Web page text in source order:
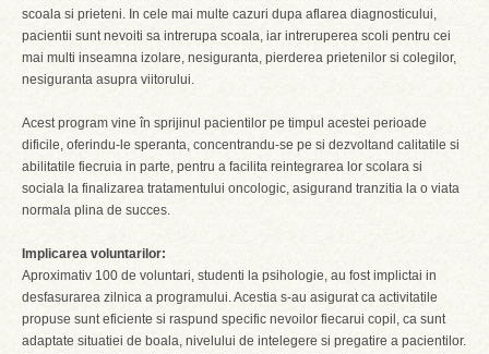
scoala si prieteni. In cele mai multe cazuri dupa aflarea diagnosticului,
pacientii sunt nevoiti sa intrerupa scoala, iar intreruperea scoli pentru cei
mai multi inseamna izolare, nesiguranta, pierderea prietenilor si colegilor,
nesiguranta asupra viitorului.
Acest program vine în sprijinul pacientilor pe timpul acestei perioade
dificile, oferindu-le speranta, concentrandu-se pe si dezvoltand calitatile si
abilitatile fiecruia in parte, pentru a facilita reintegrarea lor scolara si
sociala la finalizarea tratamentului oncologic, asigurand tranzitia la o viata
normala plina de succes.
Implicarea voluntarilor:
Aproximativ 100 de voluntari, studenti la psihologie, au fost implictai in
desfasurarea zilnica a programului. Acestia s-au asigurat ca activitatile
propuse sunt eficiente si raspund specific nevoilor fiecarui copil, ca sunt
adaptate situatiei de boala, nivelului de intelegere si pregatire a pacientilor.